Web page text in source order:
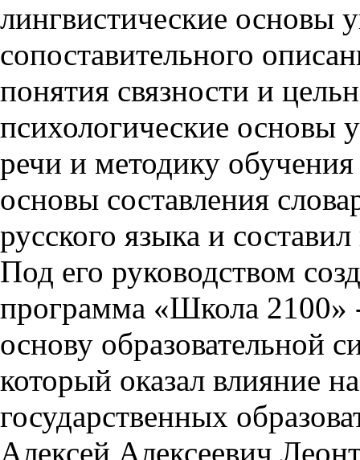
лингвистические основы
сопоставительного
понятия связности и
психологические основы
речи и методику
основы составления
русского языка и
Под его руководством
программа «Школа 2100»
основу образовательной
который оказал влияние
государственных
Алексей Алексеевич